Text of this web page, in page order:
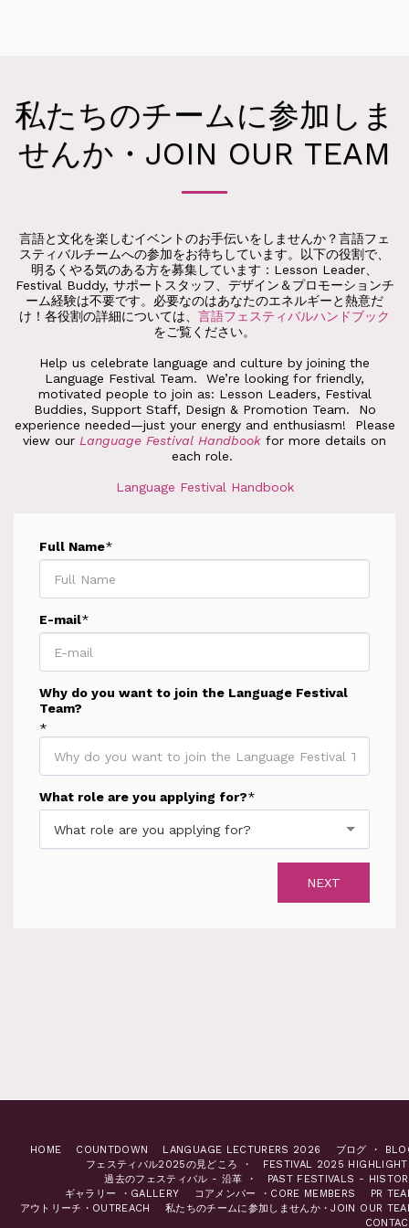
私たちのチームに参加しま
せんか・JOIN OUR TEAM
言語と文化を楽しむイベントのお手伝いをしませんか？言語フェ
スティバルチームへの参加をお待ちしています。以下の役割で、
明るくやる気のある方を募集しています：Lesson Leader、
Festival Buddy, サポートスタッフ、デザイン＆プロモーションチ
ーム経験は不要です。必要なのはあなたのエネルギーと熱意だ
け！各役割の詳細については、 言語フェスティバルハンドブック
をご覧ください。
Help us celebrate language and culture by joining the
Language Festival Team. We’re looking for friendly,
motivated people to join as: Lesson Leaders, Festival
Buddies, Support Staff, Design & Promotion Team. No
experience needed—just your energy and enthusiasm! Please
view our Language Festival Handbook for more details on
each role.
Language Festival Handbook
Full Name*
E-mail*
Why do you want to join the Language Festival
Team?
*
What role are you applying for?*
What role are you applying for?
NEXT
HOME COUNTDOWN LANGUAGE LECTURERS 2026
ブログ ・
フェスティバル2025の見どころ ・ FESTIVAL 2025
過去のフェスティバル - 沿革 ・ PAST FESTIVALS -
ギャラリー ・GALLERY
コアメンバー ・CORE MEMBERS
PR
アウトリーチ・OUTREACH
私たちのチームに参加しませんか・JOIN OUR